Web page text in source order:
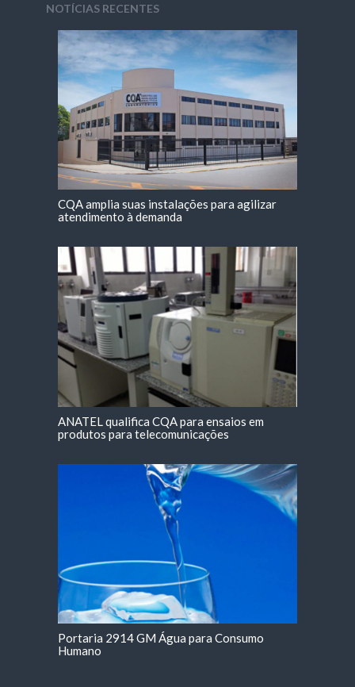
NOTÍCIAS RECENTES
CQA amplia suas instalações para agilizar
atendimento à demanda
ANATEL qualifica CQA para ensaios em
produtos para telecomunicações
Portaria 2914 GM Água para Consumo
Humano